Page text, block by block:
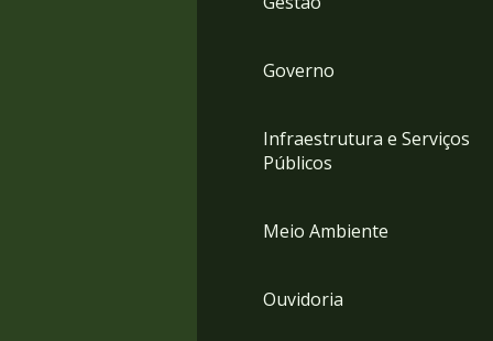
Governo
Infraestrutura e Serviços
Públicos
Meio Ambiente
Ouvidoria